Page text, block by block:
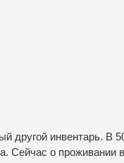
другой инвентарь. В
Сейчас о проживании в